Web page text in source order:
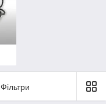
Фільтри